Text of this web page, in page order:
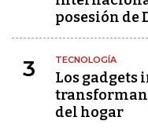
posesión de
3 TECNOLOGÍA
Los gadgets
del hogar